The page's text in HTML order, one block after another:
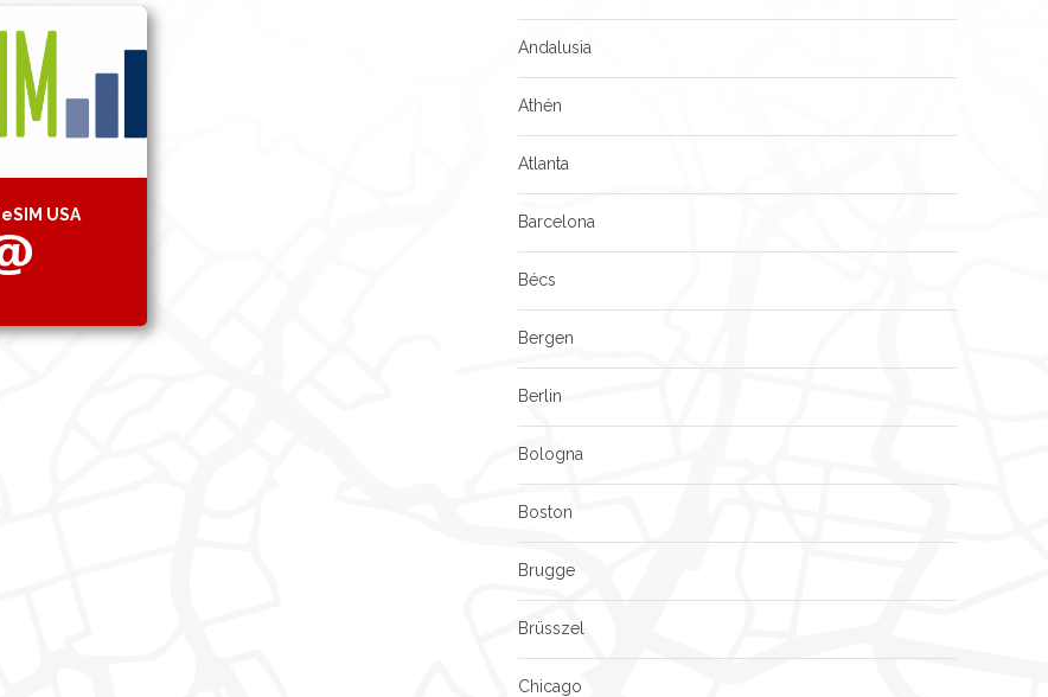
USA
Andalusia
Athén
Atlanta
Barcelona
Bécs
Bergen
Berlin
Bologna
Boston
Brugge
Brüsszel
Chicago